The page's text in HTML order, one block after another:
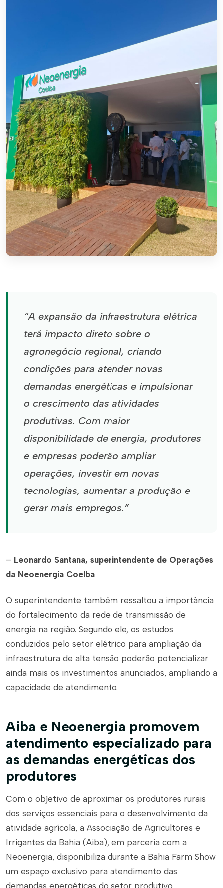
“A expansão da infraestrutura elétrica
terá impacto direto sobre o
agronegócio regional, criando
condições para atender novas
demandas energéticas e impulsionar
o crescimento das atividades
produtivas. Com maior
disponibilidade de energia, produtores
e empresas poderão ampliar
operações, investir em novas
tecnologias, aumentar a produção e
gerar mais empregos.”
– Leonardo Santana, superintendente de Operações
da Neoenergia Coelba
O superintendente também ressaltou a importância
do fortalecimento da rede de transmissão de
energia na região. Segundo ele, os estudos
conduzidos pelo setor elétrico para ampliação da
infraestrutura de alta tensão poderão potencializar
ainda mais os investimentos anunciados, ampliando a
capacidade de atendimento.
Aiba e Neoenergia promovem
atendimento especializado para
as demandas energéticas dos
produtores
Com o objetivo de aproximar os produtores rurais
dos serviços essenciais para o desenvolvimento da
atividade agrícola, a Associação de Agricultores e
Irrigantes da Bahia (Aiba), em parceria com a
Neoenergia, disponibiliza durante a Bahia Farm Show
um espaço exclusivo para atendimento das
demandas energéticas do setor produtivo.